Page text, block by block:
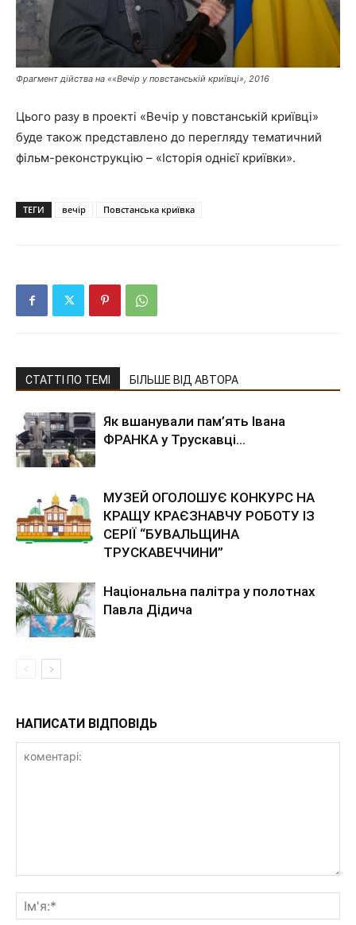
Фрагмент дійства на ««Вечір у повстанській криївці», 2016
Цього разу в проекті «Вечір у повстанській криївці»
буде також представлено до перегляду тематичний
фільм-реконструкцію – «Історія однієї криївки».
ТЕГИ вечір Повстанська криївка
СТАТТІ ПО ТЕМІ БІЛЬШЕ ВІД АВТОРА
Як вшанували пам’ять Івана
ФРАНКА у Трускавці…
МУЗЕЙ ОГОЛОШУЄ КОНКУРС НА
КРАЩУ КРАЄЗНАВЧУ РОБОТУ ІЗ
СЕРІЇ “БУВАЛЬЩИНА
ТРУСКАВЕЧЧИНИ”
Національна палітра у полотнах
Павла Дідича
НАПИСАТИ ВІДПОВІДЬ